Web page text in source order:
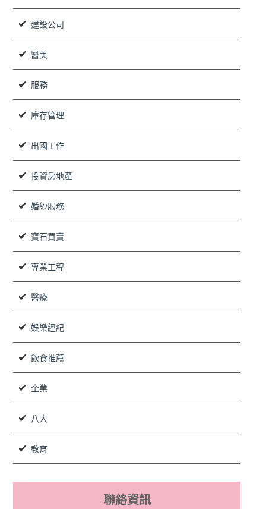
建設公司
醫美
服務
庫存管理
出國工作
投資房地產
婚紗服務
寶石買賣
專業工程
醫療
娛樂經紀
飲食推薦
企業
八大
教育
聯絡資訊